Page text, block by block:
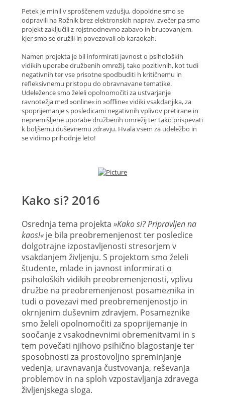
Petek je minil v sproščenem vzdušju, dopoldne smo se
odpravili na Rožnik brez elektronskih naprav, zvečer pa smo
projekt zaključili z rojstnodnevno zabavo in brucovanjem,
kjer smo se družili in povezovali ob karaokah.
Namen projekta je bil informirati javnost o psiholoških
vidikih uporabe družbenih omrežij, tako pozitivnih, kot tudi
negativnih ter vse prisotne spodbuditi h kritičnemu in
refleksivnemu pristopu do obravnavane tematike.
Udeležence smo želeli opolnomočiti za ustvarjanje
ravnotežja med »online« in »offline« vidiki vsakdanjika, za
spoprijemanje s posledicami negativnih vplivov pretirane in
nepremišljene uporabe družbenih omrežij ter tako prispevati
k boljšemu duševnemu zdravju. Hvala vsem za udeležbo in
se vidimo prihodnje leto!
Kako si? 2016
Osrednja tema projekta »Kako si? Pripravljen na
kaos!«je bila preobremenjenost ter posledice
dolgotrajne izpostavljenosti stresorjem v
vsakdanjem življenju. S projektom smo želeli
študente, mlade in javnost informirati o
psiholoških vidikih preobremenjenosti, vplivu
družbe na preobremenjenost posameznika in
tudi o povezavi med preobremenjenostjo in
okrnjenim duševnim zdravjem. Posameznike
smo želeli opolnomočiti za spoprijemanje in
soočanje z vsakodnevnimi obremenitvami in s
tem povečati njihovo psihično blagostanje ter
sposobnosti za prostovoljno spreminjanje
vedenja, uravnavanja čustvovanja, reševanja
problemov in na sploh vzpostavljanja zdravega
življenjskega sloga.